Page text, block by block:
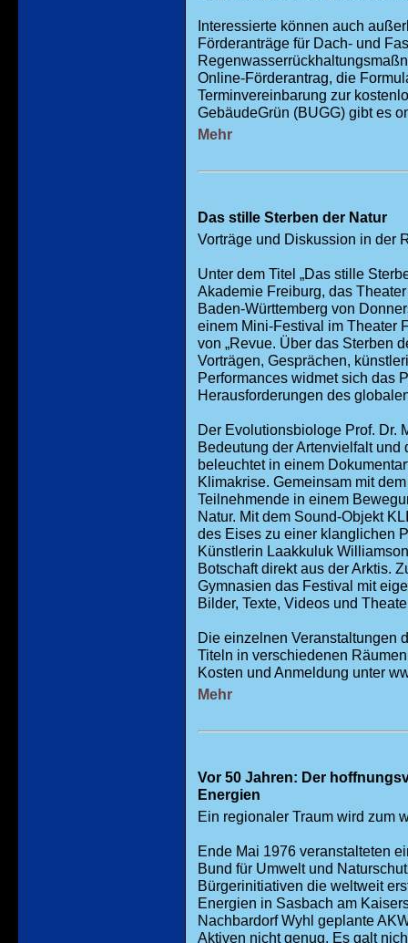
Interessierte können auch
Förderanträge für Dach- und
Online-Förderantrag, die
Terminvereinbarung zur
GebäudeGrün (BUGG) gibt es
Mehr
Das stille Sterben der Natur
Vorträge und Diskussion in der
Unter dem Titel „Das stille
Akademie Freiburg, das
Baden-Württemberg von
einem Mini-Festival im Theater
von „Revue. Über das Sterben
Vorträgen, Gesprächen,
Performances widmet sich das
Herausforderungen des
Der Evolutionsbiologe Prof. Dr.
Bedeutung der Artenvielfalt
beleuchtet in einem
Klimakrise. Gemeinsam mit
Teilnehmende in einem
Natur. Mit dem Sound-Objekt
des Eises zu einer klanglichen
Künstlerin Laakkuluk
Botschaft direkt aus der Arktis.
Gymnasien das Festival mit
Bilder, Texte, Videos und
Die einzelnen Veranstaltungen
Titeln in verschiedenen
Kosten und Anmeldung unter
Mehr
Vor 50 Jahren: Der
Energien
Ein regionaler Traum wird zum
Ende Mai 1976 veranstalteten
Bund für Umwelt und
Bürgerinitiativen die weltweit
Energien in Sasbach am
Nachbardorf Wyhl geplante
Aktiven nicht genug. Es galt